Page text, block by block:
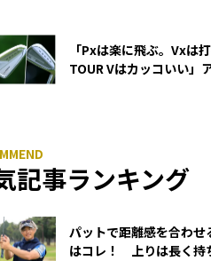
「Pxは楽に飛ぶ。Vxは
TOUR Vはカッコいい」
記事ランキング
パットで距離感を合わせ
はコレ！ 上りは長く持